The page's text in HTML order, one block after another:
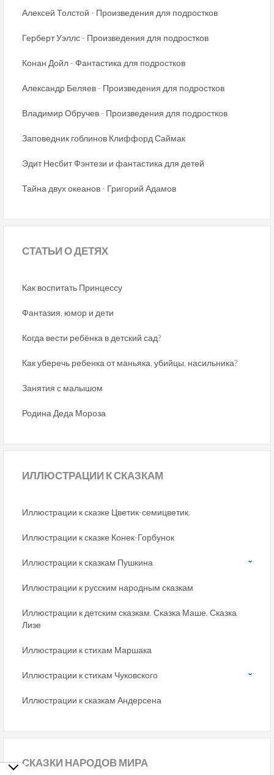
Алексей Толстой - Произведения для подростков
Герберт Уэллс - Произведения для подростков
Конан Дойл - Фантастика для подростков
Александр Беляев - Произведения для подростков
Владимир Обручев - Произведения для подростков
Заповедник гоблинов Клиффорд Саймак
Эдит Несбит Фэнтези и фантастика для детей
Тайна двух океанов - Григорий Адамов
СТАТЬИО ДЕТЯХ
Как воспитать Принцессу
Фантазия, юмор и дети
Когда вести ребёнка в детский сад?
Как уберечь ребенка от маньяка, убийцы, насильника?
Занятия с малышом
Родина Деда Мороза
ИЛЛЮСТРАЦИИ К СКАЗКАМ
Иллюстрации к сказке Цветик-семицветик.
Иллюстрации к сказке Конек-Горбунок
Иллюстрации к сказкам Пушкина
Иллюстрации к русским народным сказкам
Иллюстрации к детским сказкам. Сказка Маше. Сказка
Лизе
Иллюстрации к стихам Маршака
Иллюстрации к стихам Чуковского
Иллюстрации к сказкам Андерсена
СКАЗКИ НАРОДОВ МИРА